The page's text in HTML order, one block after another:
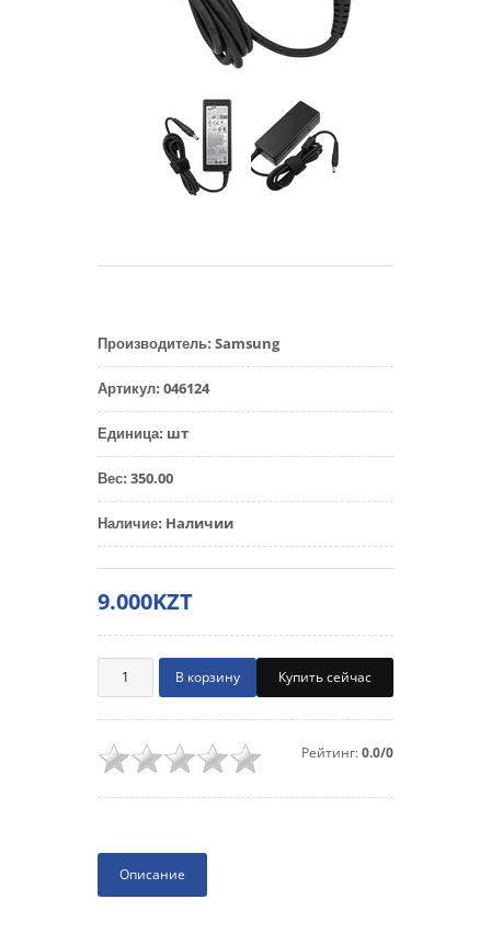
Производитель: Samsung
Артикул: 046124
Единица: шт
Вес: 350.00
Наличие: Наличии
9.000KZT
Купить сейчас
Рейтинг:0.0/0
Описание